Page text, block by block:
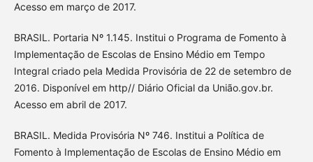
Acesso em março de 2017.
BRASIL. Portaria Nº 1.145. Institui o Programa de Fomento à
Implementação de Escolas de Ensino Médio em Tempo
Integral criado pela Medida Provisória de 22 de setembro de
2016. Disponível em http// Diário Oficial da União.gov.br.
Acesso em abril de 2017.
BRASIL. Medida Provisória Nº 746. Institui a Política de
Fomento à Implementação de Escolas de Ensino Médio em